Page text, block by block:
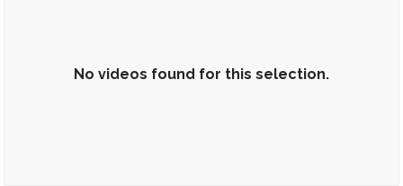
No videos found for this selection.